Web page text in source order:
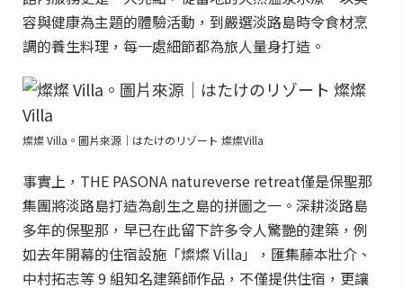
容與健康為主題的體驗活動，到嚴選淡路島時令食材烹
調的養生料理，每一處細節都為旅人量身打造。
燦燦 Villa。圖片來源｜はたけのリゾート 燦燦Villa
事實上，THE PASONA natureverse retreat僅是保聖那
集團將淡路島打造為創生之島的拼圖之一。深耕淡路島
多年的保聖那，早已在此留下許多令人驚艷的建築，例
如去年開幕的住宿設施「燦燦 Villa」，匯集藤本壯介、
中村拓志等 9 組知名建築師作品，不僅提供住宿，更讓